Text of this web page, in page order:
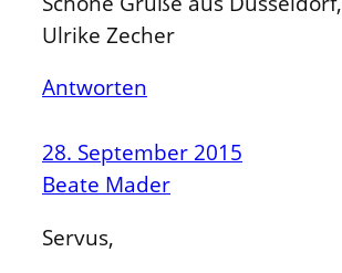
Ulrike Zecher
Antworten
28. September 2015
Beate Mader
Servus,